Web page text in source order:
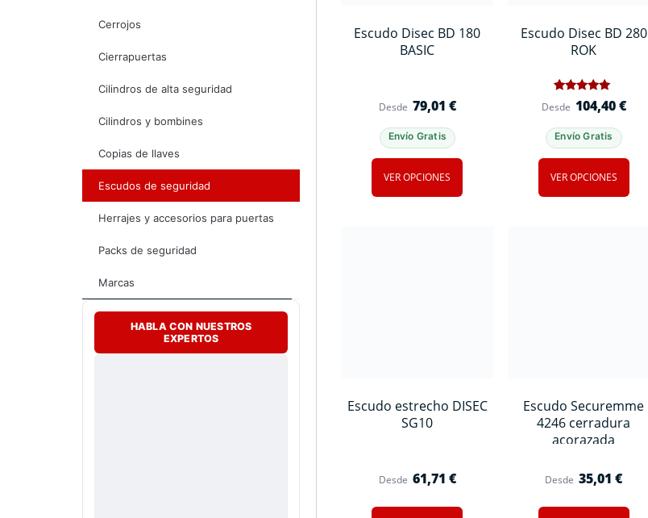
Cerrojos
Cierrapuertas
Cilindros de alta seguridad
Cilindros y bombines
Copias de llaves
Escudos de seguridad
Herrajes y accesorios para puertas
Packs de seguridad
Marcas
HABLA CON NUESTROS
EXPERTOS
Escudo Disec BD 180
BASIC
Desde 79,01 €
Envío Gratis
VER OPCIONES
Escudo Disec BD 280
ROK
Valorado
con
de 5 en
base a
cliente
Desde 104,40€
Envío Gratis
VER OPCIONES
Escudo estrecho DISEC
SG10
Desde 61,71 €
Escudo Securemme
4246 cerradura
acorazada
Desde 35,01€